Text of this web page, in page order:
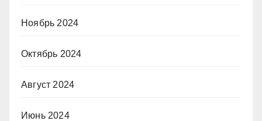
Ноябрь 2024
Октябрь 2024
Август 2024
Июнь 2024